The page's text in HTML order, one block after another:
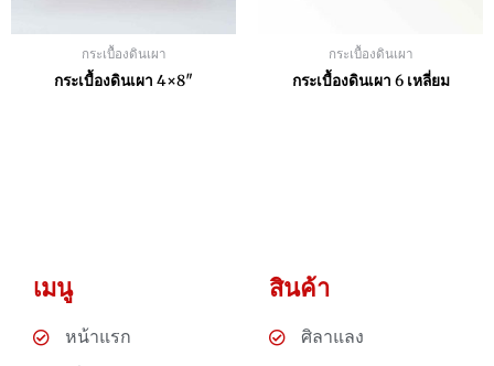
กระเบื้องดินเผา
กระเบื้องดินเผา 4×8″
กระเบื้องดินเผา
กระเบื้องดินเผา 6 เหลี่ยม
เมนู
หน้าแรก
สินค้า
ศิลาแลง